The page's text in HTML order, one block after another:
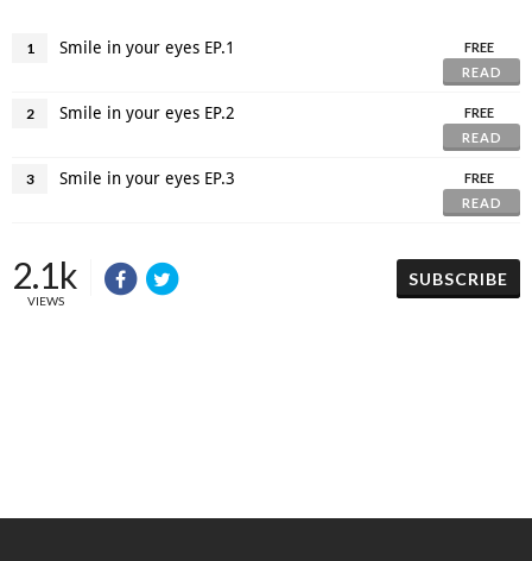
1 Smile in your eyes EP.1
FREE
READ
2 Smile in your eyes EP.2
FREE
READ
3 Smile in your eyes EP.3
FREE
READ
2.1k
VIEWS
SUBSCRIBE